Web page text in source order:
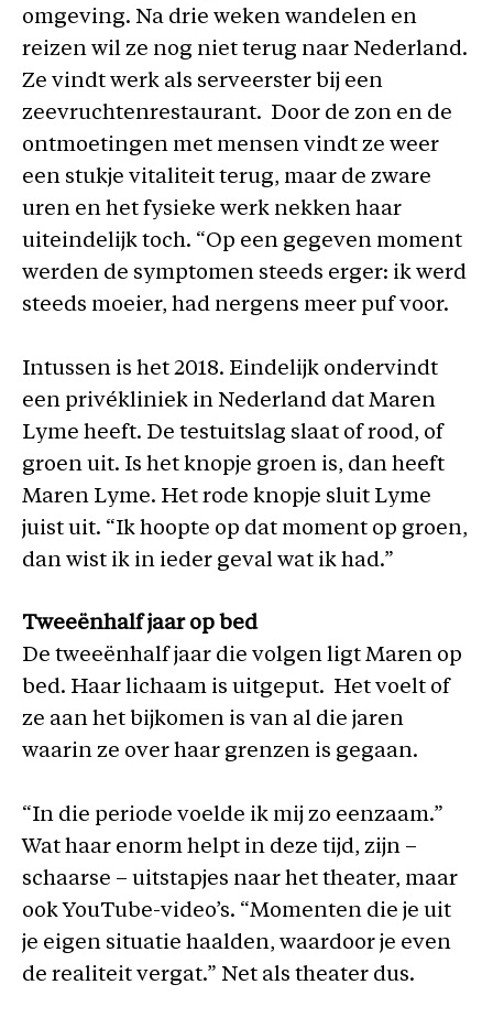
omgeving. Na drie weken wandelen en
reizen wil ze nog niet terug naar Nederland.
Ze vindt werk als serveerster bij een
zeevruchtenrestaurant. Door de zon en de
ontmoetingen met mensen vindt ze weer
een stukje vitaliteit terug, maar de zware
uren en het fysieke werk nekken haar
uiteindelijk toch. “Op een gegeven moment
werden de symptomen steeds erger: ik werd
steeds moeier, had nergens meer puf voor.
Intussen is het 2018. Eindelijk ondervindt
een privékliniek in Nederland dat Maren
Lyme heeft. De testuitslag slaat of rood, of
groen uit. Is het knopje groen is, dan heeft
Maren Lyme. Het rode knopje sluit Lyme
juist uit. “Ik hoopte op dat moment op groen,
dan wist ik in ieder geval wat ik had.”
Tweeënhalf jaar op bed
De tweeënhalf jaar die volgen ligt Maren op
bed. Haar lichaam is uitgeput. Het voelt of
ze aan het bijkomen is van al die jaren
waarin ze over haar grenzen is gegaan.
“In die periode voelde ik mij zo eenzaam.”
Wat haar enorm helpt in deze tijd, zijn –
schaarse – uitstapjes naar het theater, maar
ook YouTube-video’s. “Momenten die je uit
je eigen situatie haalden, waardoor je even
de realiteit vergat.” Net als theater dus.